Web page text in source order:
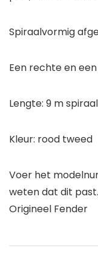
Spiraalvormig
Een rechte en
Lengte: 9 m
Kleur: rood tweed
Voer het
weten dat dit past.
Origineel Fender